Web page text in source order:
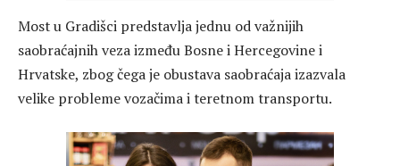
Most u Gradišci predstavlja jednu od važnijih
saobraćajnih veza između Bosne i Hercegovine i
Hrvatske, zbog čega je obustava saobraćaja izazvala
velike probleme vozačima i teretnom transportu.